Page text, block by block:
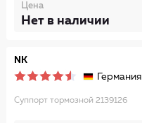
Цена
Нет в наличии
NK
Германия
Суппорт тормозной 2139126